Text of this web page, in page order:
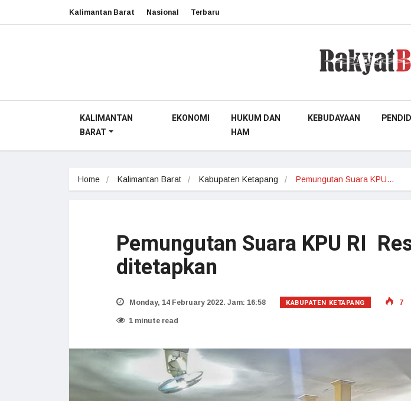
Kalimantan Barat Nasional Terbaru
KALIMANTAN
BARAT
EKONOMI
HUKUM DAN
HAM
KEBUDAYAAN
Home Kalimantan Barat Kabupaten Ketapang Pemungutan Suara KPU…
Pemungutan Suara KPU RI
ditetapkan
Monday, 14 February 2022. Jam: 16:58 KABUPATEN KETAPANG 7
1 minute read